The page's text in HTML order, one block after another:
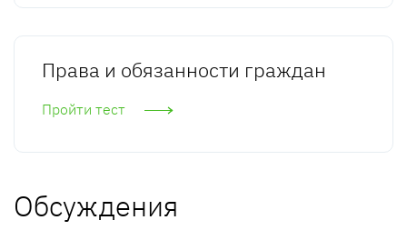
Права и обязанности граждан
Пройти тест
Обсуждения